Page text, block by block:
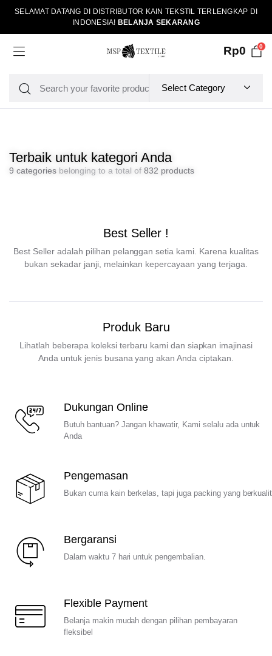
SELAMAT DATANG DI DISTRIBUTOR KAIN TEKSTIL TERLENGKAP DI
INDONESIA! BELANJA SEKARANG
Rp0 0
Terbaik untuk kategori Anda
9 categoriesbelonging to a total of 832 products
Best Seller !
Best Seller adalah pilihan pelanggan setia kami. Karena kualitas
bukan sekadar janji, melainkan kepercayaan yang terjaga.
Produk Baru
Lihatlah beberapa koleksi terbaru kami dan siapkan imajinasi
Anda untuk jenis busana yang akan Anda ciptakan.
Dukungan Online
Butuh bantuan? Jangan khawatir, Kami selalu ada untuk
Anda
Pengemasan
Bukan cuma kain berkelas, tapi juga packing yang
Bergaransi
Dalam waktu 7 hari untuk pengembalian.
Flexible Payment
Belanja makin mudah dengan pilihan pembayaran
fleksibel